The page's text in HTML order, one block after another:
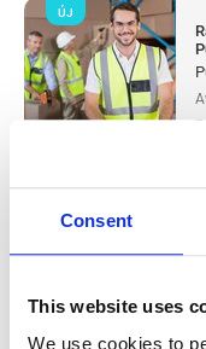
Consent
This website uses
We use cookies to
Párokat is fogadunk
check
ÚJ
experience)